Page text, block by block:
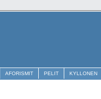
AFORISMIT PELIT KYLLONEN